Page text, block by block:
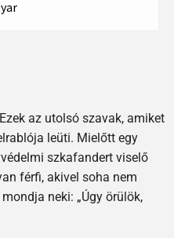
az utolsó szavak, amiket
leüti. Mielőtt egy
szkafandert viselő
férfi, akivel soha nem
neki: „Úgy örülök,